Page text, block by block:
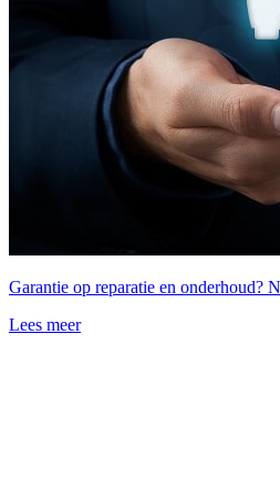
Garantie op reparatie en onderhoud?
Lees meer